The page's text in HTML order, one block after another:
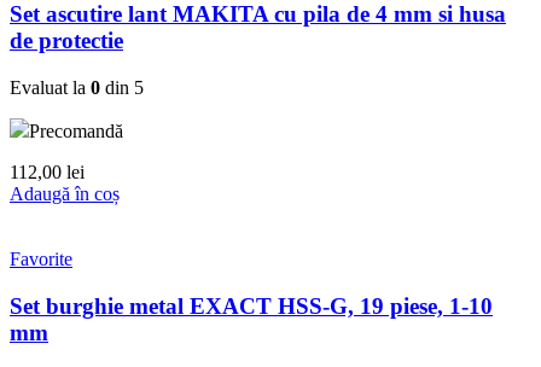
Set ascutire lant MAKITA cu pila de 4 mm si husa
de protectie
Evaluat la 0 din 5
Precomandă
112,00 lei
Adaugă în coș
Favorite
Set burghie metal EXACT HSS-G, 19 piese, 1-10
mm